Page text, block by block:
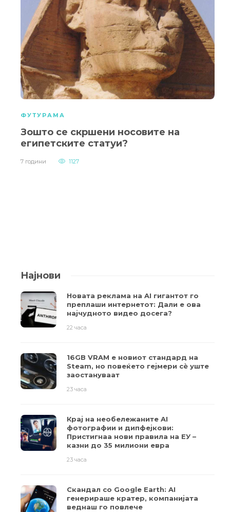
ФУТУРАМА
Зошто се скршени носовите на
египетските статуи?
7 години 1127
Најнови
Новата реклама на AI гигантот го
преплаши интернетот: Дали е ова
најчудното видео досега?
22 часа
16GB VRAM е новиот стандард на
Steam, но повеќето гејмери ​​сè уште
заостануваат
23 часа
Крај на необележаните AI
фотографии и дипфејкови:
Пристигнаа нови правила на ЕУ –
казни до 35 милиони евра
23 часа
Скандал со Google Earth: AI
генерираше кратер, компанијата
веднаш го повлече